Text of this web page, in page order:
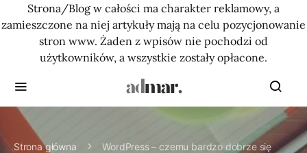
Strona/Blog w całości ma charakter reklamowy, a
zamieszczone na niej artykuły mają na celu pozycjonowanie
stron www. Żaden z wpisów nie pochodzi od
użytkowników, a wszystkie zostały opłacone.
Strona główna
WordPress – czemu bardzo dobrze się